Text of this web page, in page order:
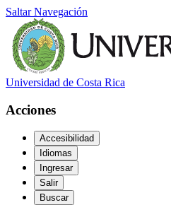
Saltar Navegación
Universidad de Costa Rica
Acciones
Accesibilidad
Idiomas
Ingresar
Salir
Buscar